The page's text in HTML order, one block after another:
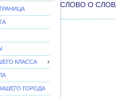
КЛАССА
ГОРОДА
СЛОВО О